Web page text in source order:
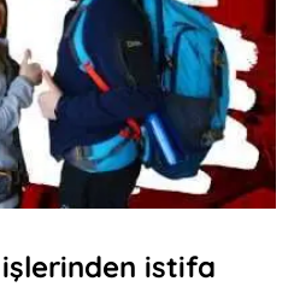
istifa